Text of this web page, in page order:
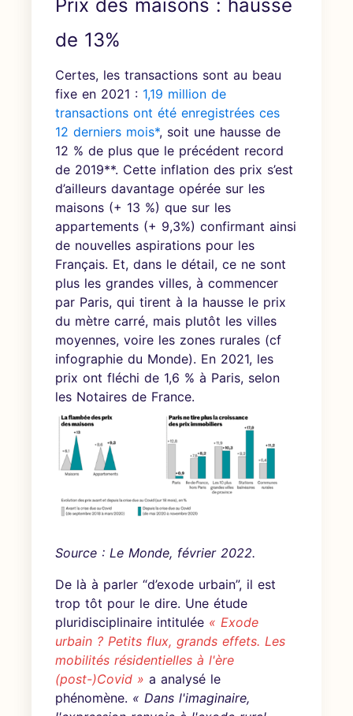
Prix des maisons : hausse
de 13%
Certes, les transactions sont au beau
fixe en 2021 : 1,19 million de
transactions ont été enregistrées ces
12 derniers mois*, soit une hausse de
12 % de plus que le précédent record
de 2019**. Cette inflation des prix s’est
d’ailleurs davantage opérée sur les
maisons (+ 13 %) que sur les
appartements (+ 9,3%) confirmant ainsi
de nouvelles aspirations pour les
Français. Et, dans le détail, ce ne sont
plus les grandes villes, à commencer
par Paris, qui tirent à la hausse le prix
du mètre carré, mais plutôt les villes
moyennes, voire les zones rurales (cf
infographie du Monde). En 2021, les
prix ont fléchi de 1,6 % à Paris, selon
les Notaires de France.
Source : Le Monde, février 2022.
De là à parler “d’exode urbain”, il est
trop tôt pour le dire. Une étude
pluridisciplinaire intitulée « Exode
urbain ? Petits flux, grands effets. Les
mobilités résidentielles à l'ère
(post-)Covid » a analysé le
phénomène. « Dans l'imaginaire,